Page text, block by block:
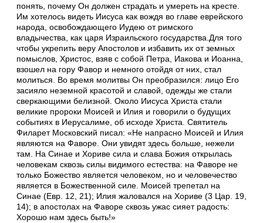
понять, почему Он должен страдать и умереть на кресте.
Им хотелось видеть Иисуса как вождя во главе еврейского
народа, освобождающего Иудею от римского
владычества, как царя Израильского государства.Для того
чтобы укрепить веру Апостолов и избавить их от земных
помыслов, Христос, взяв с собой Петра, Иакова и Иоанна,
взошел на гору Фавор и немного отойдя от них, стал
молиться. Во время молитвы Он преобразился: лицо Его
засияло неземной красотой и славой, одежды же стали
сверкающими белизной. Около Иисуса Христа стали
великие пророки Моисей и Илия и говорили о будущих
событиях в Иерусалиме, об исходе Христа. Святитель
Филарет Московский писал: «Не напрасно Моисей и Илия
являются на Фаворе. Они увидят здесь больше, нежели
там. На Синае и Хориве сила и слава Божия открылась
человекам сквозь силы видимого естества: на Фаворе не
только Божество является человеком, но и человечество
является в Божественной силе. Моисей трепетал на
Синае (Евр. 12, 21); Илия жаловался на Хориве (3 Цар. 19,
14); в апостолах на Фаворе сквозь ужас сияет радость:
Хорошо нам здесь быть!»